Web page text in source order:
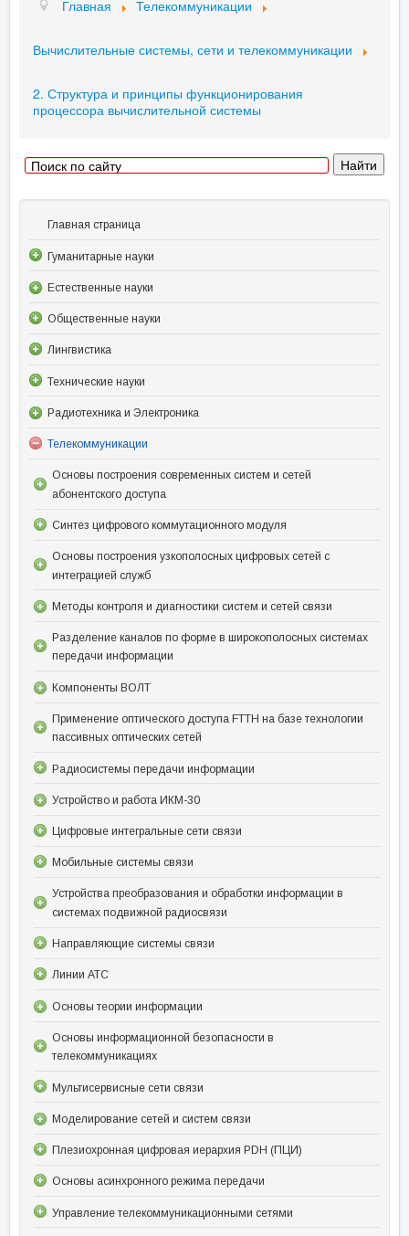
Главная Телекоммуникации
Вычислительные системы, сети и телекоммуникации
2. Структура и принципы функционирования
процессора вычислительной системы
Главная страница
Гуманитарные науки
Естественные науки
Общественные науки
Лингвистика
Технические науки
Радиотехника и Электроника
Телекоммуникации
Основы построения современных систем и сетей
абонентского доступа
Синтез цифрового коммутационного модуля
Основы построения узкополосных цифровых сетей с
интеграцией служб
Методы контроля и диагностики систем и сетей связи
Разделение каналов по форме в широкополосных системах
передачи информации
Компоненты ВОЛТ
Применение оптического доступа FTTH на базе технологии
пассивных оптических сетей
Радиосистемы передачи информации
Устройство и работа ИКМ-30
Цифровые интегральные сети связи
Мобильные системы связи
Устройства преобразования и обработки информации в
системах подвижной радиосвязи
Направляющие системы связи
Линии АТС
Основы теории информации
Основы информационной безопасности в
телекоммуникациях
Мультисервисные сети связи
Моделирование сетей и систем связи
Плезиохронная цифровая иерархия PDH (ПЦИ)
Основы асинхронного режима передачи
Управление телекоммуникационными сетями